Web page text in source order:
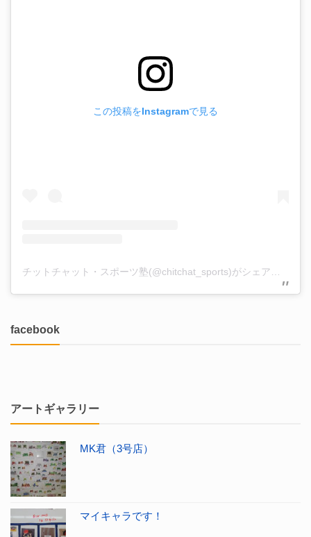
この投稿をInstagramで見る
facebook
アートギャラリー
MK君（3号店）
マイキャラです！